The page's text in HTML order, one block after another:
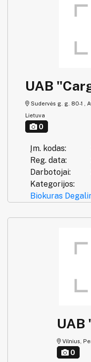
UAB
Sudervės g. g. 80-1 ,
Lietuva
0
Įm. kodas:
Reg. data:
Darbotojai:
Kategorijos:
Biokuras
UAB
Vilnius,
0